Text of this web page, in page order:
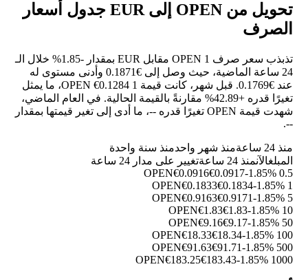
تحويل من OPEN إلى EUR جدول أسعار
الصرف
تذبذب سعر صرف 1 OPEN مقابل EUR بمقدار -1.85%
خلال الـ
24 ساعة الماضية، حيث وصل إلى €0.1871 وأدنى مستوى له
عند €0.1769. قبل شهر، كانت قيمة 1 OPEN €0.1284، ما يمثل
تغيرًا قدره +42.89%
مقارنةً بالقيمة الحالية. في العام الماضي،
شهدت قيمة OPEN تغيرًا قدره
--، ما أدى إلى تغير قيمتها بمقدار
--
.
منذ 24 ساعة منذ شهر واحدمنذ سنة واحدة
المبلغالآنمنذ 24 ساعة
تغيير على مدار 24 ساعة
0.5 OPEN
€0.0916€0.0917-1.85%
1 OPEN
€0.1833€0.1834-1.85%
5 OPEN
€0.9163€0.9171-1.85%
10 OPEN
€1.83€1.83-1.85%
50 OPEN
€9.16€9.17-1.85%
100 OPEN
€18.33€18.34-1.85%
500 OPEN
€91.63€91.71-1.85%
1000 OPEN
€183.25€183.43-1.85%